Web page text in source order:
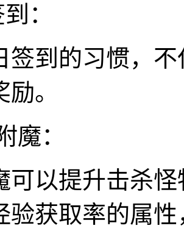
：
签到的习惯，
。
魔：
可以提升击杀
验获取率的属